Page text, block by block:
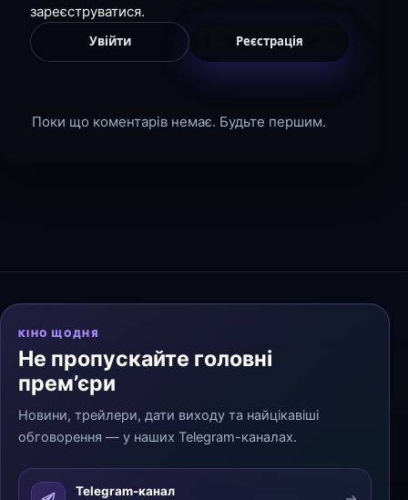
зареєструватися.
Увійти Реєстрація
Поки що коментарів немає. Будьте першим.
КІНО ЩОДНЯ
Не пропускайте головні
прем’єри
Новини, трейлери, дати виходу та найцікавіші
обговорення — у наших Telegram-каналах.
Telegram-канал